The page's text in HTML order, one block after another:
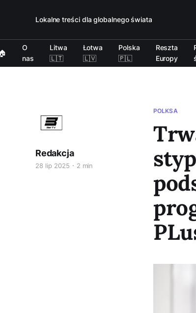
Lokalne treści dla globalnego świata
O
nas
Litwa
🇱🇹
Łotwa
🇱🇻
Polska
🇵🇱
Reszta
Europy
POLKSA
Redakcja
28 lip 2025 2 min